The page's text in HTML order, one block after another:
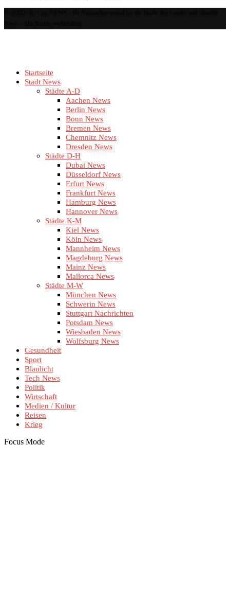
Startseite
Stadt News
Städte A-D
Aachen News
Berlin News
Bonn News
Bremen News
Chemnitz News
Dresden News
Städte D-H
Dubai News
Düsseldorf News
Erfurt News
Frankfurt News
Hamburg News
Hannover News
Städte K-M
Kiel News
Köln News
Mannheim News
Magdeburg News
Mainz News
Mallorca News
Städte M-W
München News
Schwerin News
Stuttgart Nachrichten
Potsdam News
Wiesbaden News
Wolfsburg News
Gesundheit
Sport
Blaulicht
Tech News
Politik
Wirtschaft
Medien / Kultur
Reisen
Krieg
Focus Mode